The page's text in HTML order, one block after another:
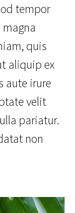
tempor
quis
aliquip ex
aute irure
velit
pariatur.
non